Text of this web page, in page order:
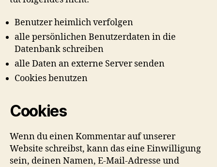
Benutzer heimlich verfolgen
alle persönlichen Benutzerdaten in die
Datenbank schreiben
alle Daten an externe Server senden
Cookies benutzen
Cookies
Wenn du einen Kommentar auf unserer
Website schreibst, kann das eine Einwilligung
sein, deinen Namen, E-Mail-Adresse und